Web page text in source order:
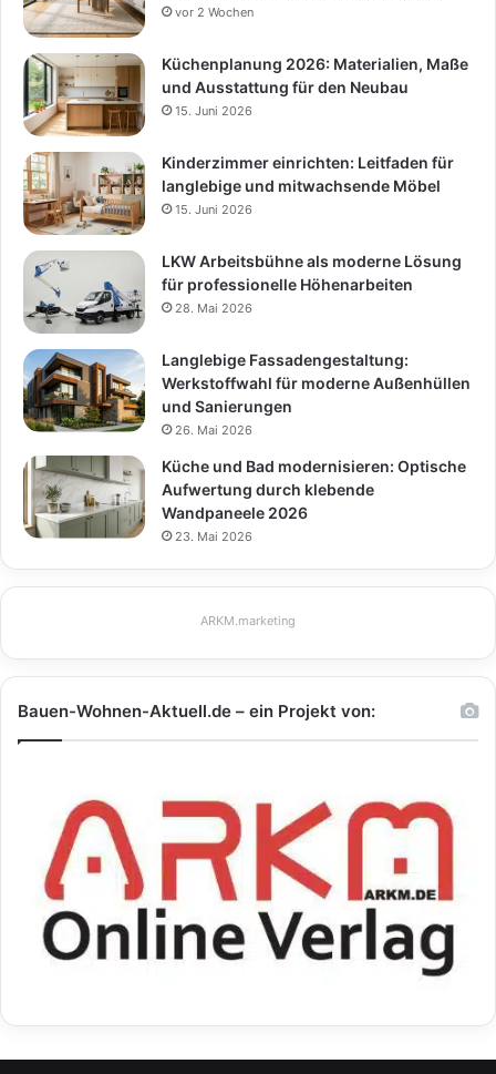
vor 2 Wochen
Küchenplanung 2026: Materialien, Maße
und Ausstattung für den Neubau
15. Juni 2026
Kinderzimmer einrichten: Leitfaden für
langlebige und mitwachsende Möbel
15. Juni 2026
LKW Arbeitsbühne als moderne Lösung
für professionelle Höhenarbeiten
28. Mai 2026
Langlebige Fassadengestaltung:
Werkstoffwahl für moderne Außenhüllen
und Sanierungen
26. Mai 2026
Küche und Bad modernisieren: Optische
Aufwertung durch klebende
Wandpaneele 2026
23. Mai 2026
ARKM.marketing
Bauen-Wohnen-Aktuell.de – ein Projekt von: